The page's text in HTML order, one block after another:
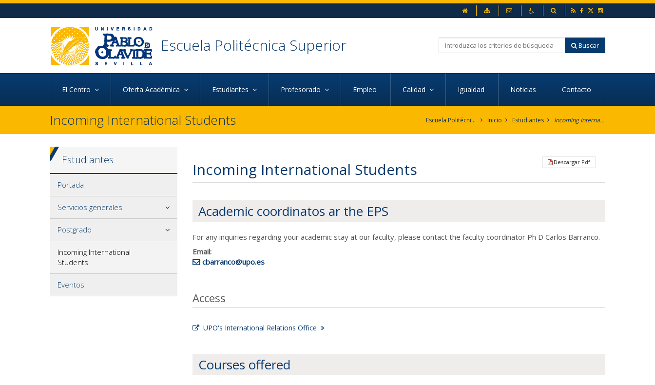
Ir al contenido principal de la página (alt + s)
Ir al pie de la página (alt + p)
Ir al menú principal (alt + u)
RSS Facebook
Twitter
Mapa web Contacto AccesibilidadBuscador
Escuela Politécnica Superior Buscar
El Centro Oferta Académica Estudiantes Profesorado Empleo Calidad Igualdad Noticias Contacto
Incoming International Students Escuela Politécnica Superior Inicio Estudiantes Incoming International Students
Estudiantes
Portada
Servicios generales
Postgrado
Incoming International
Students
Eventos
Descargar Pdf
Incoming International Students
Academic coordinatos ar the EPS
For any inquiries regarding your academic stay at our faculty, please contact the faculty coordinator Ph D Carlos Barranco.
Email:
cbarranco@upo.es
Access
UPO's International Relations Office
Courses offered